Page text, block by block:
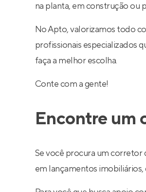
na planta, em construção ou
No Apto, valorizamos todo
profissionais especializados
faça a melhor escolha.
Conte com a gente!
Encontre um
Se você procura um corretor
em lançamentos